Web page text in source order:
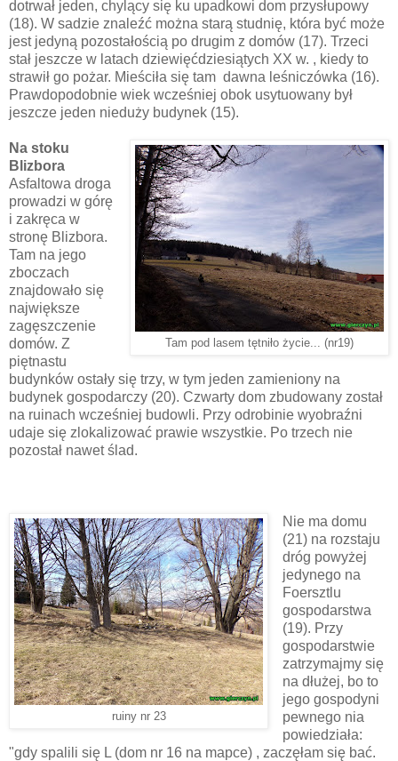
dotrwał jeden, chylący się ku upadkowi dom przysłupowy
(18). W sadzie znaleźć można starą studnię, która być może
jest jedyną pozostałością po drugim z domów (17). Trzeci
stał jeszcze w latach dziewięćdziesiątych XX w. , kiedy to
strawił go pożar. Mieściła się tam dawna leśniczówka (16).
Prawdopodobnie wiek wcześniej obok usytuowany był
jeszcze jeden nieduży budynek (15).
Tam pod lasem tętniło życie... (nr19)
Na stoku
Blizbora
Asfaltowa droga
prowadzi w górę
i zakręca w
stronę Blizbora.
Tam na jego
zboczach
znajdowało się
największe
zagęszczenie
domów. Z
piętnastu
budynków ostały się trzy, w tym jeden zamieniony na
budynek gospodarczy (20). Czwarty dom zbudowany został
na ruinach wcześniej budowli. Przy odrobinie wyobraźni
udaje się zlokalizować prawie wszystkie. Po trzech nie
pozostał nawet ślad.
ruiny nr 23
Nie ma domu
(21) na rozstaju
dróg powyżej
jedynego na
Foersztlu
gospodarstwa
(19). Przy
gospodarstwie
zatrzymajmy się
na dłużej, bo to
jego gospodyni
pewnego nia
powiedziała:
"gdy spalili się L (dom nr 16 na mapce) , zaczęłam się bać.